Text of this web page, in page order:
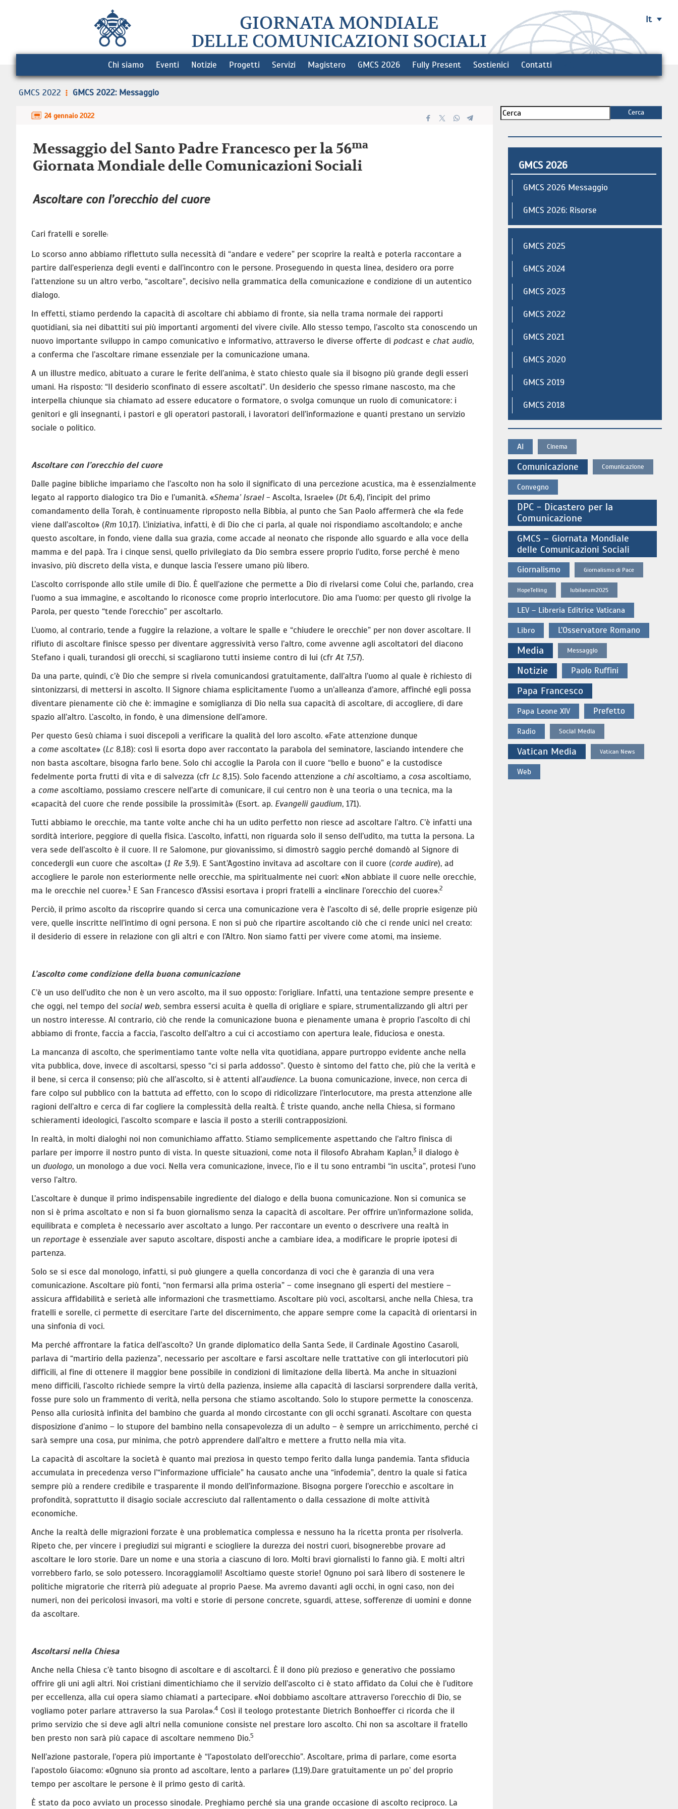
GIORNATA MONDIALE
DELLE COMUNICAZIONI SOCIALI
It
Chi siamo Eventi Notizie Progetti Servizi Magistero GMCS 2026 Fully Present Sostienici Contatti
GMCS 2022 GMCS 2022: Messaggio
24 gennaio 2022
Messaggio del Santo Padre Francesco per la 56ma
Giornata Mondiale delle Comunicazioni Sociali
Ascoltare con l’orecchio del cuore
Cari fratelli e sorelle!
Lo scorso anno abbiamo riflettuto sulla necessità di “andare e vedere” per scoprire la realtà e poterla raccontare a
partire dall’esperienza degli eventi e dall’incontro con le persone. Proseguendo in questa linea, desidero ora porre
l’attenzione su un altro verbo, “ascoltare”, decisivo nella grammatica della comunicazione e condizione di un autentico
dialogo.
In effetti, stiamo perdendo la capacità di ascoltare chi abbiamo di fronte, sia nella trama normale dei rapporti
quotidiani, sia nei dibattiti sui più importanti argomenti del vivere civile. Allo stesso tempo, l’ascolto sta conoscendo un
nuovo importante sviluppo in campo comunicativo e informativo, attraverso le diverse offerte di podcast e chat audio,
a conferma che l’ascoltare rimane essenziale per la comunicazione umana.
A un illustre medico, abituato a curare le ferite dell’anima, è stato chiesto quale sia il bisogno più grande degli esseri
umani. Ha risposto: “Il desiderio sconfinato di essere ascoltati”. Un desiderio che spesso rimane nascosto, ma che
interpella chiunque sia chiamato ad essere educatore o formatore, o svolga comunque un ruolo di comunicatore: i
genitori e gli insegnanti, i pastori e gli operatori pastorali, i lavoratori dell’informazione e quanti prestano un servizio
sociale o politico.
Ascoltare con l’orecchio del cuore
Dalle pagine bibliche impariamo che l’ascolto non ha solo il significato di una percezione acustica, ma è essenzialmente
legato al rapporto dialogico tra Dio e l’umanità. «Shema’ Israel- Ascolta, Israele» (Dt 6,4), l’incipit del primo
comandamento della Torah, è continuamente riproposto nella Bibbia, al punto che San Paolo affermerà che «la fede
viene dall’ascolto» (Rm 10,17). L’iniziativa, infatti, è di Dio che ci parla, al quale noi rispondiamo ascoltandolo; e anche
questo ascoltare, in fondo, viene dalla sua grazia, come accade al neonato che risponde allo sguardo e alla voce della
mamma e del papà. Tra i cinque sensi, quello privilegiato da Dio sembra essere proprio l’udito, forse perché è meno
invasivo, più discreto della vista, e dunque lascia l’essere umano più libero.
L’ascolto corrisponde allo stile umile di Dio. È quell’azione che permette a Dio di rivelarsi come Colui che, parlando, crea
l’uomo a sua immagine, e ascoltando lo riconosce come proprio interlocutore. Dio ama l’uomo: per questo gli rivolge la
Parola, per questo “tende l’orecchio” per ascoltarlo.
L’uomo, al contrario, tende a fuggire la relazione, a voltare le spalle e “chiudere le orecchie” per non dover ascoltare. Il
rifiuto di ascoltare finisce spesso per diventare aggressività verso l’altro, come avvenne agli ascoltatori del diacono
Stefano i quali, turandosi gli orecchi, si scagliarono tutti insieme contro di lui (cfr At 7,57).
Da una parte, quindi, c’è Dio che sempre si rivela comunicandosi gratuitamente, dall’altra l’uomo al quale è richiesto di
sintonizzarsi, di mettersi in ascolto. Il Signore chiama esplicitamente l’uomo a un’alleanza d’amore, affinché egli possa
diventare pienamente ciò che è: immagine e somiglianza di Dio nella sua capacità di ascoltare, di accogliere, di dare
spazio all’altro. L’ascolto, in fondo, è una dimensione dell’amore.
Per questo Gesù chiama i suoi discepoli a verificare la qualità del loro ascolto. «Fate attenzione dunque
a come ascoltate» (Lc 8,18): così li esorta dopo aver raccontato la parabola del seminatore, lasciando intendere che
non basta ascoltare, bisogna farlo bene. Solo chi accoglie la Parola con il cuore “bello e buono” e la custodisce
fedelmente porta frutti di vita e di salvezza (cfr Lc 8,15). Solo facendo attenzione a chiascoltiamo, a cosa ascoltiamo,
a come ascoltiamo, possiamo crescere nell’arte di comunicare, il cui centro non è una teoria o una tecnica, ma la
«capacità del cuore che rende possibile la prossimità» (Esort. ap. Evangelii gaudium, 171).
Tutti abbiamo le orecchie, ma tante volte anche chi ha un udito perfetto non riesce ad ascoltare l’altro. C’è infatti una
sordità interiore, peggiore di quella fisica. L’ascolto, infatti, non riguarda solo il senso dell’udito, ma tutta la persona. La
vera sede dell’ascolto è il cuore. Il re Salomone, pur giovanissimo, si dimostrò saggio perché domandò al Signore di
concedergli «un cuore che ascolta» (1 Re 3,9). E Sant’Agostino invitava ad ascoltare con il cuore (corde audire), ad
accogliere le parole non esteriormente nelle orecchie, ma spiritualmente nei cuori: «Non abbiate il cuore nelle orecchie,
ma le orecchie nel cuore».1 E San Francesco d’Assisi esortava i propri fratelli a «inclinare l’orecchio del cuore».2
Perciò, il primo ascolto da riscoprire quando si cerca una comunicazione vera è l’ascolto di sé, delle proprie esigenze più
vere, quelle inscritte nell’intimo di ogni persona. E non si può che ripartire ascoltando ciò che ci rende unici nel creato:
il desiderio di essere in relazione con gli altri e con l’Altro. Non siamo fatti per vivere come atomi, ma insieme.
L’ascolto come condizione della buona comunicazione
C’è un uso dell’udito che non è un vero ascolto, ma il suo opposto: l’origliare. Infatti, una tentazione sempre presente e
che oggi, nel tempo del social web, sembra essersi acuita è quella di origliare e spiare, strumentalizzando gli altri per
un nostro interesse. Al contrario, ciò che rende la comunicazione buona e pienamente umana è proprio l’ascolto di chi
abbiamo di fronte, faccia a faccia, l’ascolto dell’altro a cui ci accostiamo con apertura leale, fiduciosa e onesta.
La mancanza di ascolto, che sperimentiamo tante volte nella vita quotidiana, appare purtroppo evidente anche nella
vita pubblica, dove, invece di ascoltarsi, spesso “ci si parla addosso”. Questo è sintomo del fatto che, più che la verità e
il bene, si cerca il consenso; più che all’ascolto, si è attenti all’audience. La buona comunicazione, invece, non cerca di
fare colpo sul pubblico con la battuta ad effetto, con lo scopo di ridicolizzare l’interlocutore, ma presta attenzione alle
ragioni dell’altro e cerca di far cogliere la complessità della realtà. È triste quando, anche nella Chiesa, si formano
schieramenti ideologici, l’ascolto scompare e lascia il posto a sterili contrapposizioni.
In realtà, in molti dialoghi noi non comunichiamo affatto. Stiamo semplicemente aspettando che l’altro finisca di
parlare per imporre il nostro punto di vista. In queste situazioni, come nota il filosofo Abraham Kaplan,3 il dialogo è
un duologo, un monologo a due voci. Nella vera comunicazione, invece, l’io e il tu sono entrambi “in uscita”, protesi l’uno
verso l’altro.
L’ascoltare è dunque il primo indispensabile ingrediente del dialogo e della buona comunicazione. Non si comunica se
non si è prima ascoltato e non si fa buon giornalismo senza la capacità di ascoltare. Per offrire un’informazione solida,
equilibrata e completa è necessario aver ascoltato a lungo. Per raccontare un evento o descrivere una realtà in
un reportage è essenziale aver saputo ascoltare, disposti anche a cambiare idea, a modificare le proprie ipotesi di
partenza.
Solo se si esce dal monologo, infatti, si può giungere a quella concordanza di voci che è garanzia di una vera
comunicazione. Ascoltare più fonti, “non fermarsi alla prima osteria” – come insegnano gli esperti del mestiere –
assicura affidabilità e serietà alle informazioni che trasmettiamo. Ascoltare più voci, ascoltarsi, anche nella Chiesa, tra
fratelli e sorelle, ci permette di esercitare l’arte del discernimento, che appare sempre come la capacità di orientarsi in
una sinfonia di voci.
Ma perché affrontare la fatica dell’ascolto? Un grande diplomatico della Santa Sede, il Cardinale Agostino Casaroli,
parlava di “martirio della pazienza”, necessario per ascoltare e farsi ascoltare nelle trattative con gli interlocutori più
difficili, al fine di ottenere il maggior bene possibile in condizioni di limitazione della libertà. Ma anche in situazioni
meno difficili, l’ascolto richiede sempre la virtù della pazienza, insieme alla capacità di lasciarsi sorprendere dalla verità,
fosse pure solo un frammento di verità, nella persona che stiamo ascoltando. Solo lo stupore permette la conoscenza.
Penso alla curiosità infinita del bambino che guarda al mondo circostante con gli occhi sgranati. Ascoltare con questa
disposizione d’animo – lo stupore del bambino nella consapevolezza di un adulto – è sempre un arricchimento, perché ci
sarà sempre una cosa, pur minima, che potrò apprendere dall’altro e mettere a frutto nella mia vita.
La capacità di ascoltare la società è quanto mai preziosa in questo tempo ferito dalla lunga pandemia. Tanta sfiducia
accumulata in precedenza verso l’“informazione ufficiale” ha causato anche una “infodemia”, dentro la quale si fatica
sempre più a rendere credibile e trasparente il mondo dell’informazione. Bisogna porgere l’orecchio e ascoltare in
profondità, soprattutto il disagio sociale accresciuto dal rallentamento o dalla cessazione di molte attività
economiche.
Anche la realtà delle migrazioni forzate è una problematica complessa e nessuno ha la ricetta pronta per risolverla.
Ripeto che, per vincere i pregiudizi sui migranti e sciogliere la durezza dei nostri cuori, bisognerebbe provare ad
ascoltare le loro storie. Dare un nome e una storia a ciascuno di loro. Molti bravi giornalisti lo fanno già. E molti altri
vorrebbero farlo, se solo potessero. Incoraggiamoli! Ascoltiamo queste storie! Ognuno poi sarà libero di sostenere le
politiche migratorie che riterrà più adeguate al proprio Paese. Ma avremo davanti agli occhi, in ogni caso, non dei
numeri, non dei pericolosi invasori, ma volti e storie di persone concrete, sguardi, attese, sofferenze di uomini e donne
da ascoltare.
Ascoltarsi nella Chiesa
Anche nella Chiesa c’è tanto bisogno di ascoltare e di ascoltarci. È il dono più prezioso e generativo che possiamo
offrire gli uni agli altri. Noi cristiani dimentichiamo che il servizio dell’ascolto ci è stato affidato da Colui che è l’uditore
per eccellenza, alla cui opera siamo chiamati a partecipare. «Noi dobbiamo ascoltare attraverso l’orecchio di Dio, se
vogliamo poter parlare attraverso la sua Parola».4 Così il teologo protestante Dietrich Bonhoeffer ci ricorda che il
primo servizio che si deve agli altri nella comunione consiste nel prestare loro ascolto. Chi non sa ascoltare il fratello
ben presto non sarà più capace di ascoltare nemmeno Dio.5
Nell’azione pastorale, l’opera più importante è “l’apostolato dell’orecchio”. Ascoltare, prima di parlare, come esorta
l’apostolo Giacomo: «Ognuno sia pronto ad ascoltare, lento a parlare» (1,19).Dare gratuitamente un po’ del proprio
tempo per ascoltare le persone è il primo gesto di carità.
È stato da poco avviato un processo sinodale. Preghiamo perché sia una grande occasione di ascolto reciproco. La
GMCS 2026
GMCS 2026 Messaggio
GMCS 2026: Risorse
GMCS 2025
GMCS 2024
GMCS 2023
GMCS 2022
GMCS 2021
GMCS 2020
GMCS 2019
GMCS 2018
AI Cinema
Comunicazione Comunicazione
Convegno
DPC - Dicastero per la
Comunicazione
GMCS – Giornata Mondiale
delle Comunicazioni Sociali
Giornalismo Giornalismo di Pace
HopeTelling Iubilaeum2025
LEV – Libreria Editrice Vaticana
Libro L’Osservatore Romano
Media Messaggio
Notizie Paolo Ruffini
Papa Francesco
Papa Leone XIV Prefetto
Radio Social Media
Vatican Media Vatican News
Web